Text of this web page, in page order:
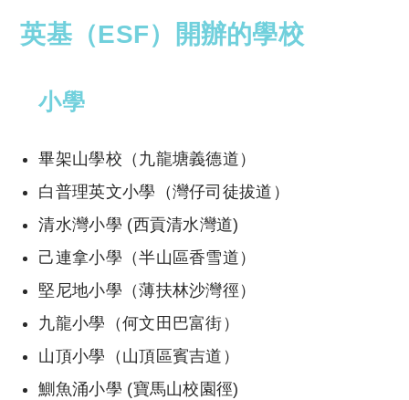
英基（ESF）開辦的學校
小學
畢架山學校（九龍塘義德道）
白普理英文小學（灣仔司徒拔道）
清水灣小學 (西貢清水灣道)
己連拿小學（半山區香雪道）
堅尼地小學（薄扶林沙灣徑）
九龍小學（何文田巴富街）
山頂小學（山頂區賓吉道）
鰂魚涌小學 (寶馬山校園徑)